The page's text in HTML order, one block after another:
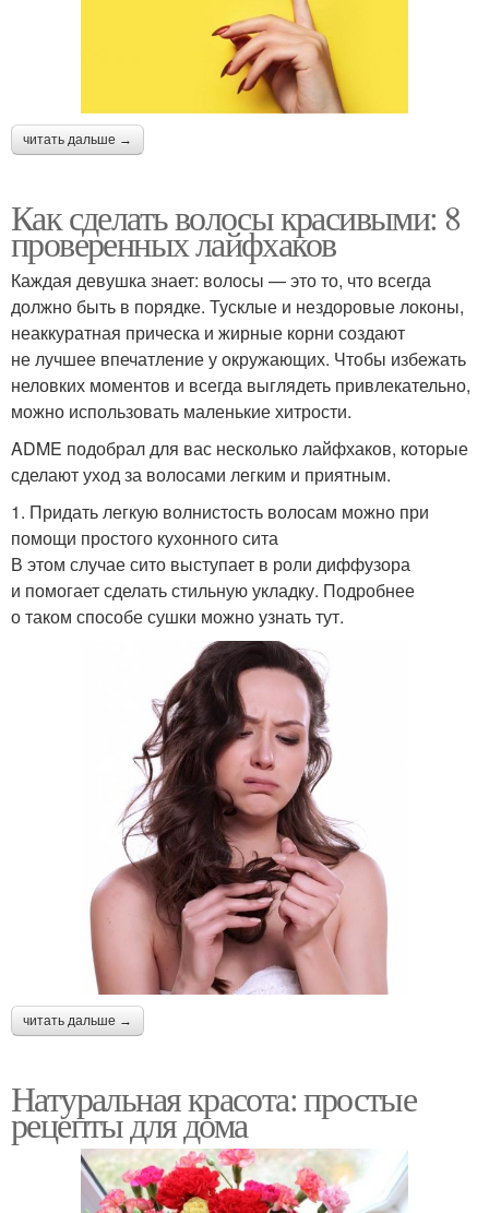
читать дальше →
Как сделать волосы красивыми: 8
проверенных лайфхаков
Каждая девушка знает: волосы — это то, что всегда
должно быть в порядке. Тусклые и нездоровые локоны,
неаккуратная прическа и жирные корни создают
не лучшее впечатление у окружающих. Чтобы избежать
неловких моментов и всегда выглядеть привлекательно,
можно использовать маленькие хитрости.
ADME подобрал для вас несколько лайфхаков, которые
сделают уход за волосами легким и приятным.
1. Придать легкую волнистость волосам можно при
помощи простого кухонного сита
В этом случае сито выступает в роли диффузора
и помогает сделать стильную укладку. Подробнее
о таком способе сушки можно узнать тут.
читать дальше →
Натуральная красота: простые
рецепты для дома